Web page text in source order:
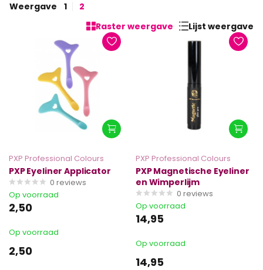
Weergave 1
2
Raster weergave
Lijst weergave
PXP Professional Colours
PXP Eyeliner Applicator
0 reviews
Op voorraad
2,50
Op voorraad
2,50
PXP Professional Colours
PXP Magnetische Eyeliner
en Wimperlijm
0 reviews
Op voorraad
14,95
Op voorraad
14,95